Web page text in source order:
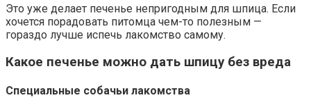
Это уже делает печенье непригодным для шпица. Если
хочется порадовать питомца чем-то полезным —
гораздо лучше испечь лакомство самому.
Какое печенье можно дать шпицу без вреда
Специальные собачьи лакомства